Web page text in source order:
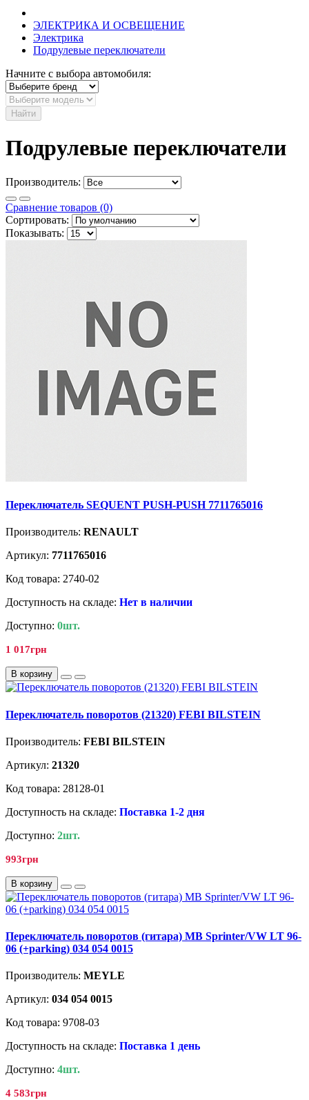
ЭЛЕКТРИКА И ОСВЕЩЕНИЕ
Электрика
Подрулевые переключатели
Начните с выбора автомобиля:
Найти
Подрулевые переключатели
Производитель:
Сравнение товаров (0)
Сортировать:
Показывать:
Переключатель SEQUENT PUSH-PUSH 7711765016
Производитель: RENAULT
Артикул: 7711765016
Код товара: 2740-02
Доступность на складе: Нет в наличии
Доступно: 0шт.
1 017грн
В корзину
Переключатель поворотов (21320) FEBI BILSTEIN
Производитель: FEBI BILSTEIN
Артикул: 21320
Код товара: 28128-01
Доступность на складе: Поставка 1-2 дня
Доступно: 2шт.
993грн
В корзину
Переключатель поворотов (гитара) MB Sprinter/VW LT 96-
06 (+parking) 034 054 0015
Производитель: MEYLE
Артикул: 034 054 0015
Код товара: 9708-03
Доступность на складе: Поставка 1 день
Доступно: 4шт.
4 583грн